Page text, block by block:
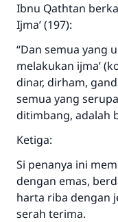
Ibnu Qathtan
Ijma’ (197):
“Dan semua yang
melakukan ijma’
dinar, dirham,
semua yang
ditimbang, adalah
Ketiga:
Si penanya ini
dengan emas,
harta riba dengan
serah terima.